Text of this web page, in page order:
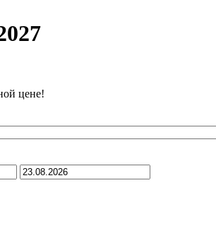
цене!